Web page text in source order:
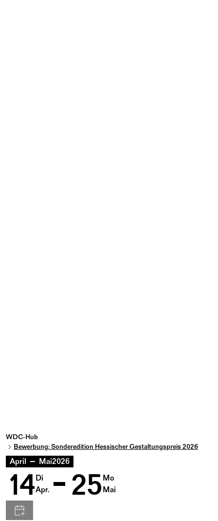
WDC-Hub
Bewerbung: Sonderedition Hessischer Gestaltungspreis 2026
April Mai2026
14Di
Apr.
25Mo
Mai